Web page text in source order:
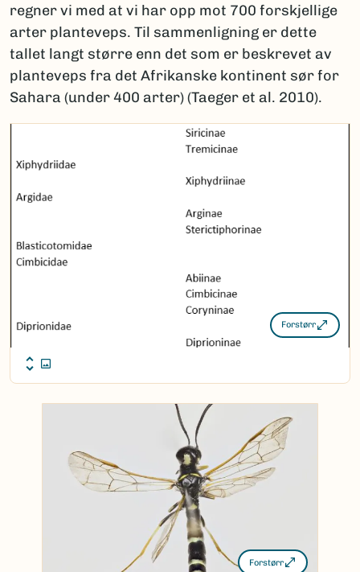
regner vi med at vi har opp mot 700 forskjellige
arter planteveps. Til sammenligning er dette
tallet langt større enn det som er beskrevet av
planteveps fra det Afrikanske kontinent sør for
Sahara (under 400 arter) (Taeger et al. 2010).
Forstørr
Forstørr